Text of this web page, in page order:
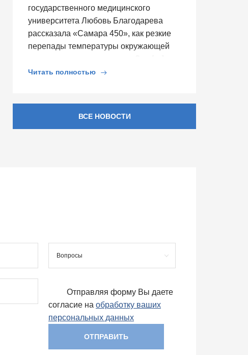
государственного медицинского
университета Любовь Благодарева
рассказала «Самара 450», как резкие
перепады температуры окружающей
Читать полностью
ВСЕ НОВОСТИ
Вопросы
Отправляя форму Вы даете
согласие на обработку ваших
персональных данных
ОТПРАВИТЬ